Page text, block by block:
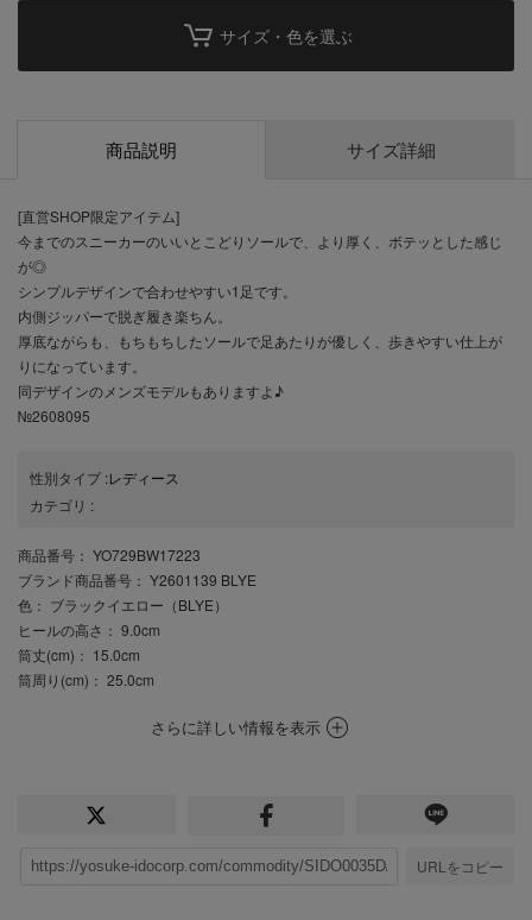
サイズ・色を選ぶ
商品説明 サイズ詳細
[直営SHOP限定アイテム]
今までのスニーカーのいいとこどりソールで、より厚く、ボテッとした感じ
が◎
シンプルデザインで合わせやすい1足です。
内側ジッパーで脱ぎ履き楽ちん。
厚底ながらも、もちもちしたソールで足あたりが優しく、歩きやすい仕上が
りになっています。
同デザインのメンズモデルもありますよ♪
№2608095
性別タイプ :レディース
カテゴリ :
商品番号 ： YO729BW17223
ブランド商品番号 ： Y2601139 BLYE
色 ： ブラックイエロー（BLYE）
ヒールの高さ ： 9.0cm
筒丈(cm) ： 15.0cm
筒周り(cm) ： 25.0cm
さらに詳しい情報を表示
URLをコピー